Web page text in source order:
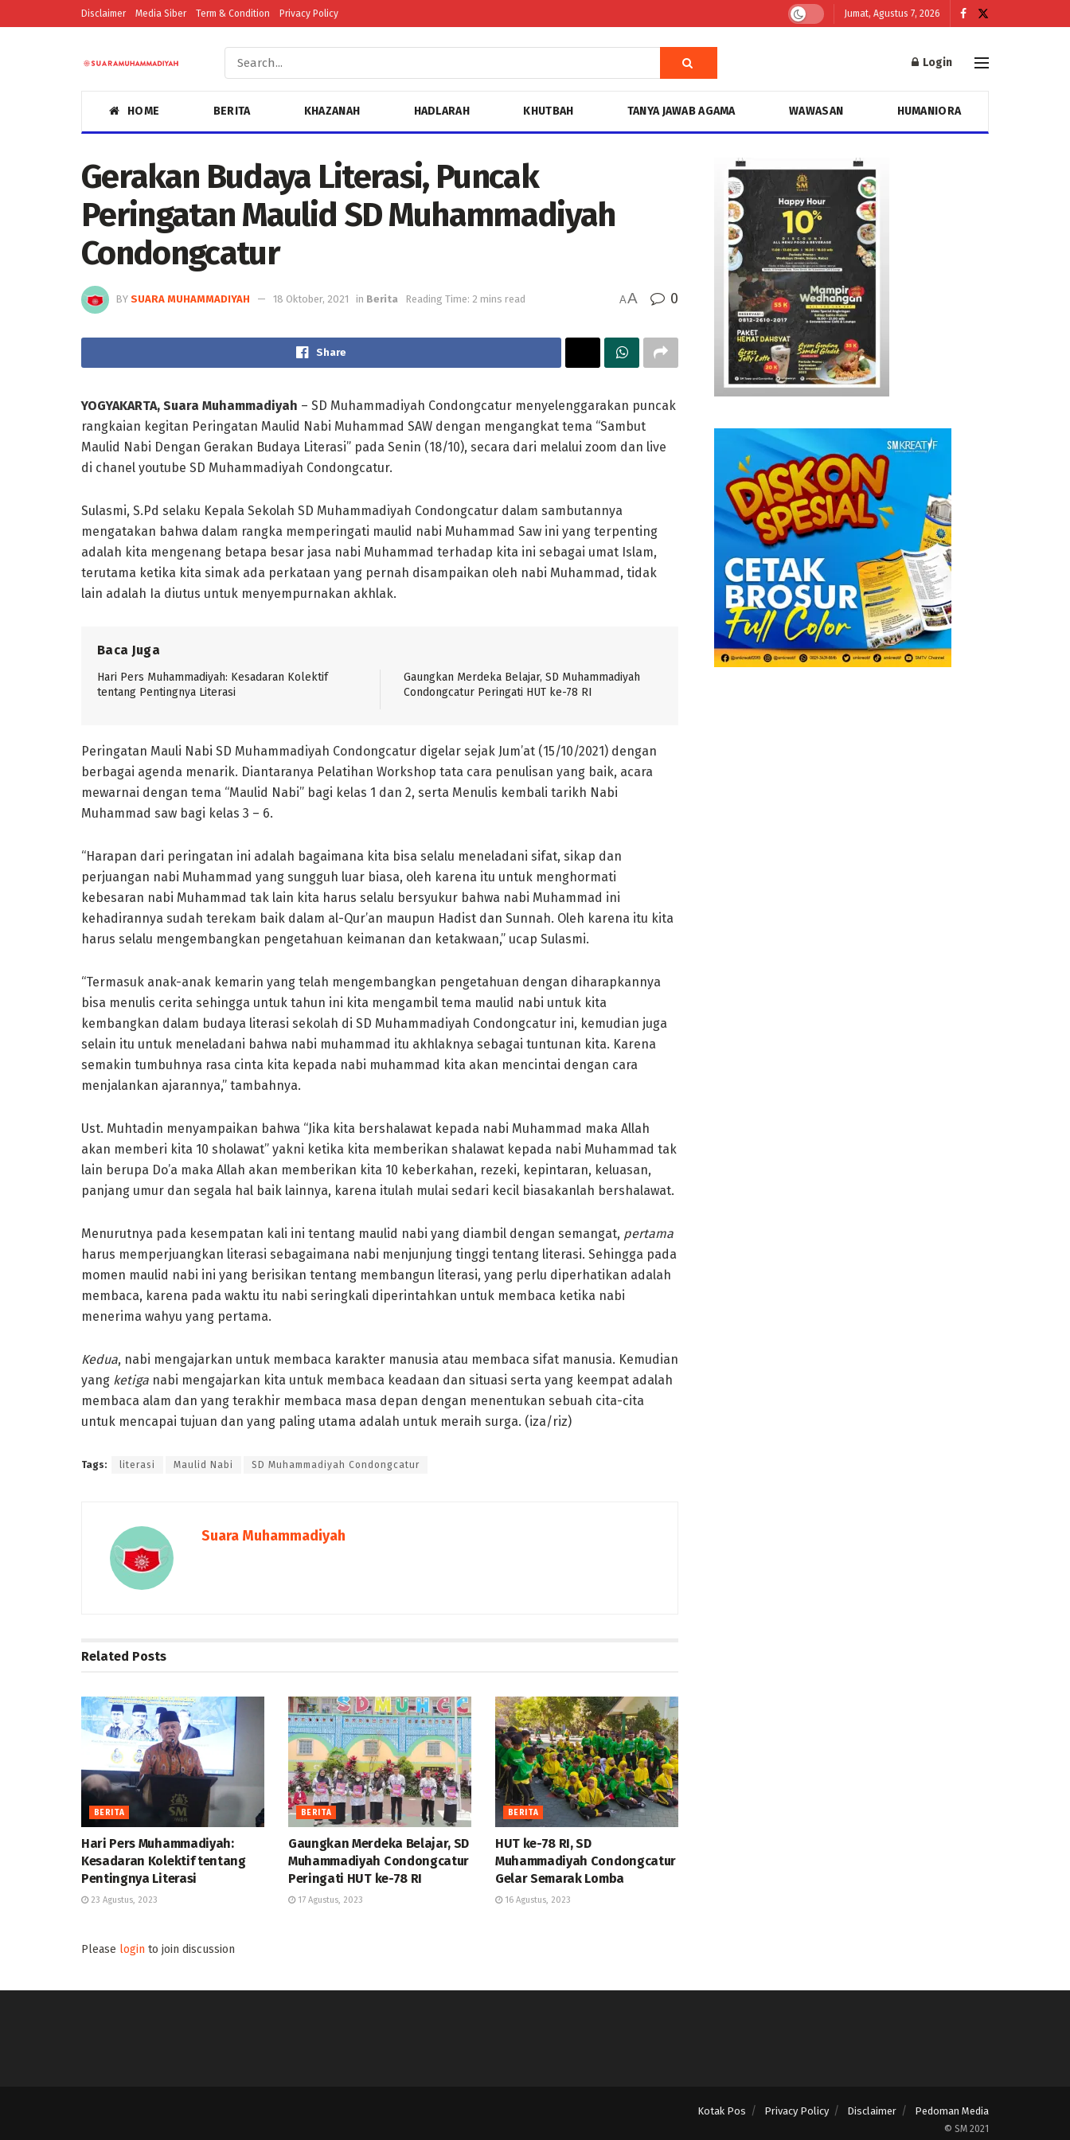
Disclaimer Media Siber Term & Condition Privacy Policy Jumat, Agustus 7, 2026
Login
HOME BERITA KHAZANAH HADLARAH KHUTBAH TANYA JAWAB AGAMA WAWASAN HUMANIORA
Gerakan Budaya Literasi, Puncak
Peringatan Maulid SD Muhammadiyah
Condongcatur
BY SUARA MUHAMMADIYAH 18 Oktober, 2021 in Berita Reading Time: 2 mins read AA 0
Share
YOGYAKARTA, Suara Muhammadiyah – SD Muhammadiyah Condongcatur menyelenggarakan puncak
rangkaian kegitan Peringatan Maulid Nabi Muhammad SAW dengan mengangkat tema “Sambut
Maulid Nabi Dengan Gerakan Budaya Literasi” pada Senin (18/10), secara dari melalui zoom dan live
di chanel youtube SD Muhammadiyah Condongcatur.
Sulasmi, S.Pd selaku Kepala Sekolah SD Muhammadiyah Condongcatur dalam sambutannya
mengatakan bahwa dalam rangka memperingati maulid nabi Muhammad Saw ini yang terpenting
adalah kita mengenang betapa besar jasa nabi Muhammad terhadap kita ini sebagai umat Islam,
terutama ketika kita simak ada perkataan yang pernah disampaikan oleh nabi Muhammad, tidak
lain adalah Ia diutus untuk menyempurnakan akhlak.
Baca Juga
Hari Pers Muhammadiyah: Kesadaran Kolektif
tentang Pentingnya Literasi
Gaungkan Merdeka Belajar, SD Muhammadiyah
Condongcatur Peringati HUT ke-78 RI
Peringatan Mauli Nabi SD Muhammadiyah Condongcatur digelar sejak Jum’at (15/10/2021) dengan
berbagai agenda menarik. Diantaranya Pelatihan Workshop tata cara penulisan yang baik, acara
mewarnai dengan tema “Maulid Nabi” bagi kelas 1 dan 2, serta Menulis kembali tarikh Nabi
Muhammad saw bagi kelas 3 – 6.
“Harapan dari peringatan ini adalah bagaimana kita bisa selalu meneladani sifat, sikap dan
perjuangan nabi Muhammad yang sungguh luar biasa, oleh karena itu untuk menghormati
kebesaran nabi Muhammad tak lain kita harus selalu bersyukur bahwa nabi Muhammad ini
kehadirannya sudah terekam baik dalam al-Qur’an maupun Hadist dan Sunnah. Oleh karena itu kita
harus selalu mengembangkan pengetahuan keimanan dan ketakwaan,” ucap Sulasmi.
“Termasuk anak-anak kemarin yang telah mengembangkan pengetahuan dengan diharapkannya
bisa menulis cerita sehingga untuk tahun ini kita mengambil tema maulid nabi untuk kita
kembangkan dalam budaya literasi sekolah di SD Muhammadiyah Condongcatur ini, kemudian juga
selain itu untuk meneladani bahwa nabi muhammad itu akhlaknya sebagai tuntunan kita. Karena
semakin tumbuhnya rasa cinta kita kepada nabi muhammad kita akan mencintai dengan cara
menjalankan ajarannya,” tambahnya.
Ust. Muhtadin menyampaikan bahwa “Jika kita bershalawat kepada nabi Muhammad maka Allah
akan memberi kita 10 sholawat” yakni ketika kita memberikan shalawat kepada nabi Muhammad tak
lain berupa Do’a maka Allah akan memberikan kita 10 keberkahan, rezeki, kepintaran, keluasan,
panjang umur dan segala hal baik lainnya, karena itulah mulai sedari kecil biasakanlah bershalawat.
Menurutnya pada kesempatan kali ini tentang maulid nabi yang diambil dengan semangat, pertama
harus memperjuangkan literasi sebagaimana nabi menjunjung tinggi tentang literasi. Sehingga pada
momen maulid nabi ini yang berisikan tentang membangun literasi, yang perlu diperhatikan adalah
membaca, karena pada waktu itu nabi seringkali diperintahkan untuk membaca ketika nabi
menerima wahyu yang pertama.
Kedua, nabi mengajarkan untuk membaca karakter manusia atau membaca sifat manusia. Kemudian
yang ketiga nabi mengajarkan kita untuk membaca keadaan dan situasi serta yang keempat adalah
membaca alam dan yang terakhir membaca masa depan dengan menentukan sebuah cita-cita
untuk mencapai tujuan dan yang paling utama adalah untuk meraih surga. (iza/riz)
Tags: literasi Maulid Nabi SD Muhammadiyah Condongcatur
Suara Muhammadiyah
Related Posts
BERITA
Hari Pers Muhammadiyah:
Kesadaran Kolektif tentang
Pentingnya Literasi
23 Agustus, 2023
BERITA
Gaungkan Merdeka Belajar, SD
Muhammadiyah Condongcatur
Peringati HUT ke-78 RI
17 Agustus, 2023
BERITA
HUT ke-78 RI, SD
Muhammadiyah Condongcatur
Gelar Semarak Lomba
16 Agustus, 2023
Please login to join discussion
Kotak Pos Privacy Policy Disclaimer Pedoman Media
© SM 2021